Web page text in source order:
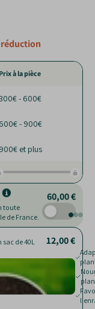
Prix à la pièce
- 600€
600€ - 900€
900€ et plus
toute
de France.
60,00 €
sac de 40L 12,00 €
15,90 €
28,00 €